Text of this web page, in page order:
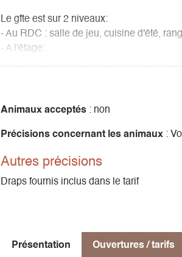
Le gîte est sur 2 niveaux:
- Au RDC : salle de jeu, cuisine d'été,
- A l'étage:
1 chambre 4 personnes (1 lit double, lits
- En extérieur : jeux, terrain de pétanque,
Animaux acceptés : non
Précisions concernant les animaux :
Autres précisions
Draps fournis inclus dans le tarif
Présentation Ouvertures / tarifs